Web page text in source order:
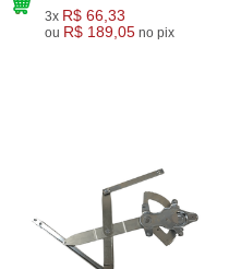
3x R$ 66,33
ou R$ 189,05 no pix